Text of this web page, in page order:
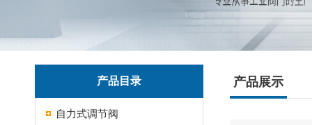
产品目录
自力式调节阀
产品展示